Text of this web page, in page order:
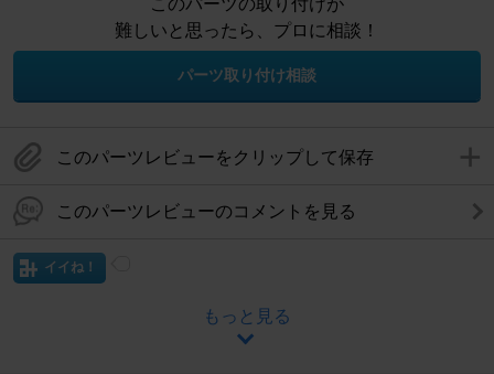
このパーツの取り付けが
難しいと思ったら、プロに相談！
パーツ取り付け相談
このパーツレビューをクリップして保存
このパーツレビューのコメントを見る
イイね！
もっと見る